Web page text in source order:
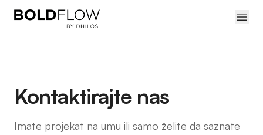
Kontaktirajte nas
Imate projekat na umu ili samo želite da saznate